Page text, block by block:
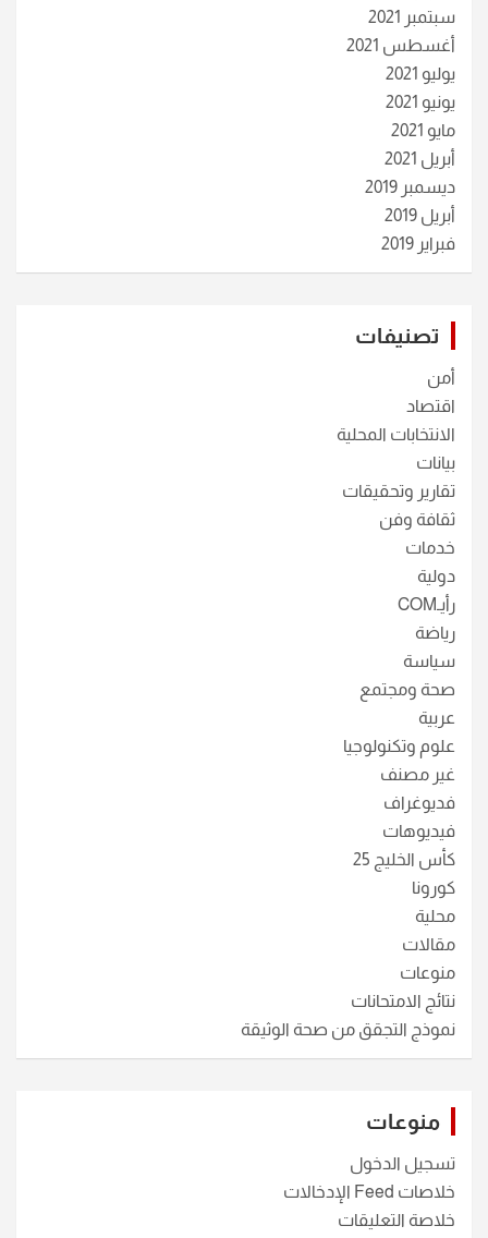
سبتمبر 2021
أغسطس 2021
يوليو 2021
يونيو 2021
مايو 2021
أبريل 2021
ديسمبر 2019
أبريل 2019
فبراير 2019
تصنيفات
أمن
اقتصاد
الانتخابات المحلية
بيانات
تقارير وتحقيقات
ثقافة وفن
خدمات
دولية
رأيـCOM
رياضة
سياسة
صحة ومجتمع
عربية
علوم وتكنولوجيا
غير مصنف
فديوغراف
فيديوهات
كأس الخليج 25
كورونا
محلية
مقالات
منوعات
نتائج الامتحانات
نموذج التجقق من صحة الوثيقة
منوعات
تسجيل الدخول
خلاصات Feed الإدخالات
خلاصة التعليقات